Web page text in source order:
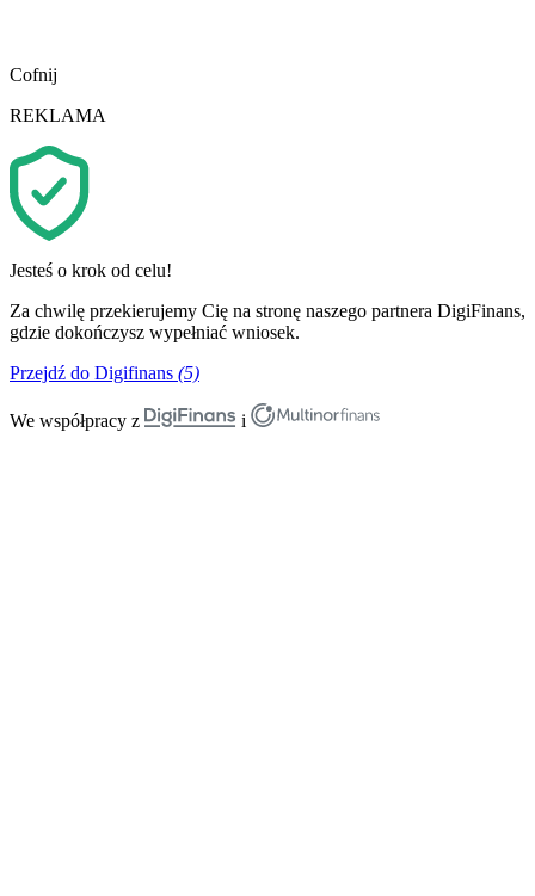
Cofnij
REKLAMA
Jesteś o krok od celu!
Za chwilę przekierujemy Cię na stronę naszego partnera DigiFinans,
gdzie dokończysz wypełniać wniosek.
Przejdź do Digifinans (5)
We współpracy z i